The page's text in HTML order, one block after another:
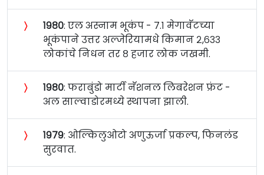
〉 १९८०: एल अस्नाम भूकंप - ७.१ मेगावॅटच्या
भूकंपाने उत्तर अल्जेरियामधे किमान २,६३३
लोकांचे निधन तर ८ हजार लोक जखमी.
〉 १९८०: फराबुंडो मार्टी नॅशनल लिबरेशन फ्रंट -
अल साल्वाडोरमध्ये स्थापना झाली.
〉 १९७९: ओल्किलुओटो अणुऊर्जा प्रकल्प, फिनलंड
सुरवात.